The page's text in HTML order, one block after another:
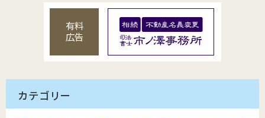
有料
広告
カテゴリー